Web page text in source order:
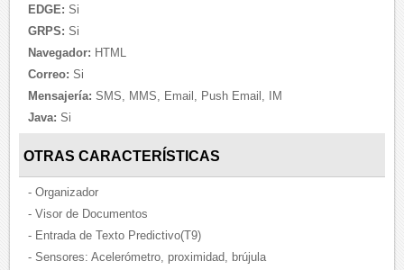
EDGE: Si
GRPS: Si
Navegador: HTML
Correo: Si
Mensajería: SMS, MMS, Email, Push Email, IM
Java: Si
OTRAS CARACTERÍSTICAS
- Organizador
- Visor de Documentos
- Entrada de Texto Predictivo(T9)
- Sensores: Acelerómetro, proximidad, brújula